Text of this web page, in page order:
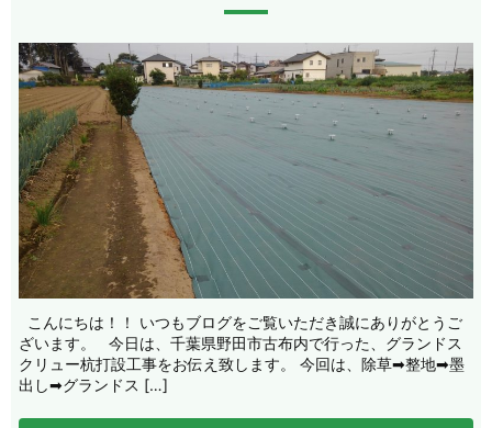
こんにちは！！ いつもブログをご覧いただき誠にありがとうご
ざいます。 今日は、千葉県野田市古布内で行った、グランドス
クリュー杭打設工事をお伝え致します。 今回は、除草➡整地➡墨
出し➡グランドス […]